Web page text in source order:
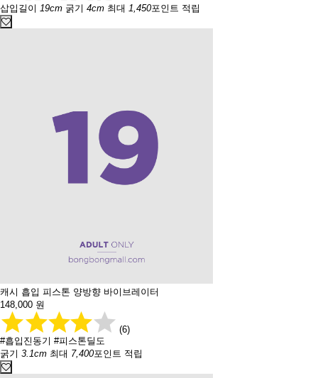
삽입길이 19cm 굵기 4cm 최대 1,450포인트 적립
캐시 흡입 피스톤 양방향 바이브레이터
148,000 원
(6)
#흡입진동기 #피스톤딜도
굵기 3.1cm 최대 7,400포인트 적립